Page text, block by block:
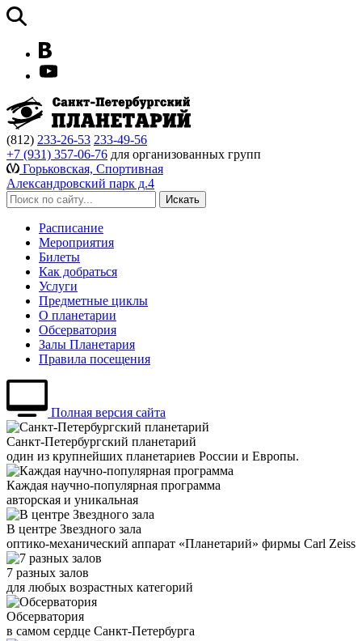
(812) 233-26-53 233-49-56
+7 (931) 357-06-76 для организованных групп
Горьковская, Спортивная
Александровский парк д.4
Расписание
Мероприятия
Билеты
Как добраться
Услуги
Предметные циклы
О планетарии
Обсерватория
Залы Планетария
Правила посещения
Полная версия сайта
Санкт-Петербургский планетарий
один из крупнейших планетариев России и Европы.
Каждая научно-популярная программа
авторская и уникальная
В центре Звездного зала
оптико-механический аппарат «Планетарий» фирмы Carl Zeiss
7 разных залов
для любых возрастных категорий
Обсерватория
в самом сердце Санкт-Петербурга